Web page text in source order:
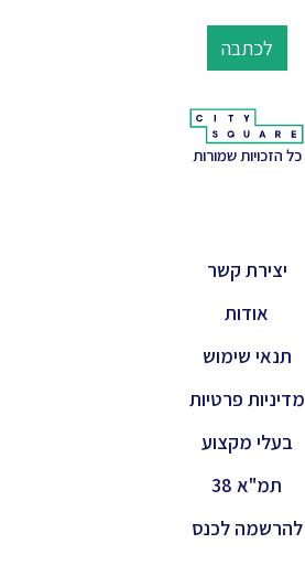
לכתבה
כל הזכויות שמורות
יצירת קשר
אודות
תנאי שימוש
מדיניות פרטיות
בעלי מקצוע
תמ"א 38
להרשמה לכנס